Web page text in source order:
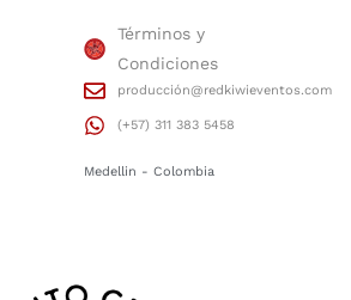
Términos y
Condiciones
producción@redkiwieventos.com
(+57) 311 383 5458
Medellin - Colombia